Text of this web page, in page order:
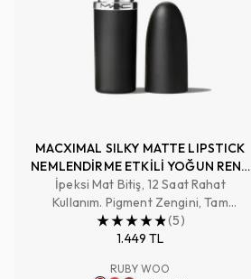
MACXIMAL SILKY MATTE LIPSTICK
NEMLENDİRME ETKİLİ YOĞUN RENK
SAĞLAYAN RUJ
İpeksi Mat Bitiş, 12 Saat Rahat
Kullanım. Pigment Zengini, Tam
Kapatıcılık Sağlayan Renk
(5)
1.449 TL
RUBY WOO